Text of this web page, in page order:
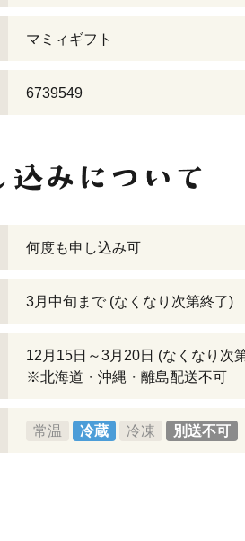
マミィギフト
6739549
何度も申し込み可
3月中旬まで (なくなり次第終了)
12月15日～3月20日 (なくなり次
※北海道・沖縄・離島配送不可
常温 冷蔵 冷凍 別送不可